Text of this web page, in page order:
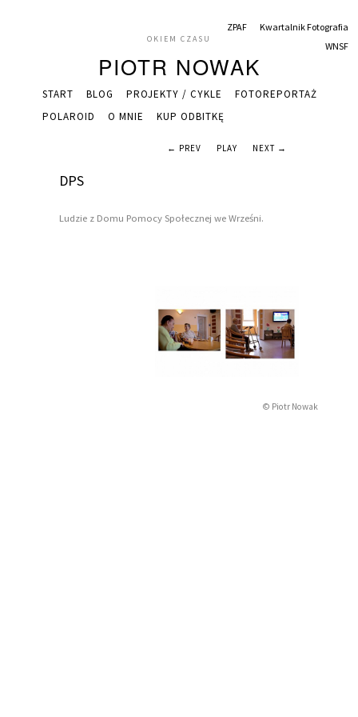
START BLOG PROJEKTY / CYKLE
FOTOREPORTAŻ
POLAROID
O MNIE KUP ODBITKĘ
ZPAF
Kwartalnik Fotografia
WNSF
OKIEM CZASU
PIOTR NOWAK
DPS
Ludzie z Domu Pomocy Społecznej we Wrześni.
← PREV PLAY NEXT →
© Piotr Nowak